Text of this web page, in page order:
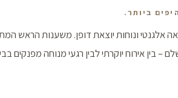
ביותר.
אלגנטי ונוחות יוצאת דופן. משענות הראש
– בין אירוח יוקרתי לבין רגעי מנוחה מפנקים